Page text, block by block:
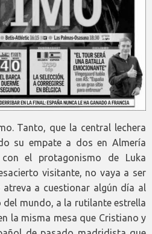
Tanto, que la central lechera
su empate a dos en Almería
el protagonismo de Luka
visitante, no vaya a ser
a cuestionar algún día al
mundo, a la rutilante estrella
la misma mesa que Cristiano y